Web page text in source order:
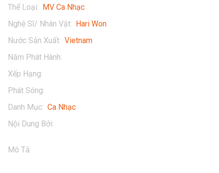
Mô Tả:
Thể Loại: MV Ca Nhạc
Nghệ Sĩ/ Nhân Vật: Hari Won
Nước Sản Xuất: Vietnam
Năm Phát Hành:
Xếp Hạng:
Phát Sóng:
Danh Mục: Ca Nhạc
Nội Dung Bởi: